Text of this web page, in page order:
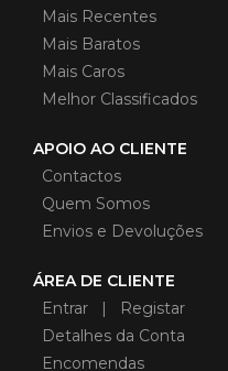
Mais Recentes
Mais Baratos
Mais Caros
Melhor Classificados
APOIO AO CLIENTE
Contactos
Quem Somos
Envios e Devoluções
ÁREA DE CLIENTE
Entrar | Registar
Detalhes da Conta
Encomendas